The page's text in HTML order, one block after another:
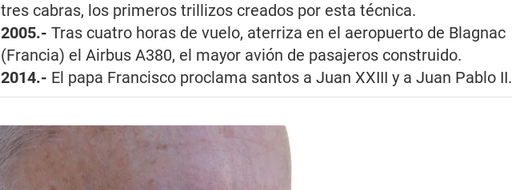
tres cabras, los primeros trillizos creados por esta técnica.
2005.- Tras cuatro horas de vuelo, aterriza en el aeropuerto de Blagnac
(Francia) el Airbus A380, el mayor avión de pasajeros construido.
2014.- El papa Francisco proclama santos a Juan XXIII y a Juan Pablo II.